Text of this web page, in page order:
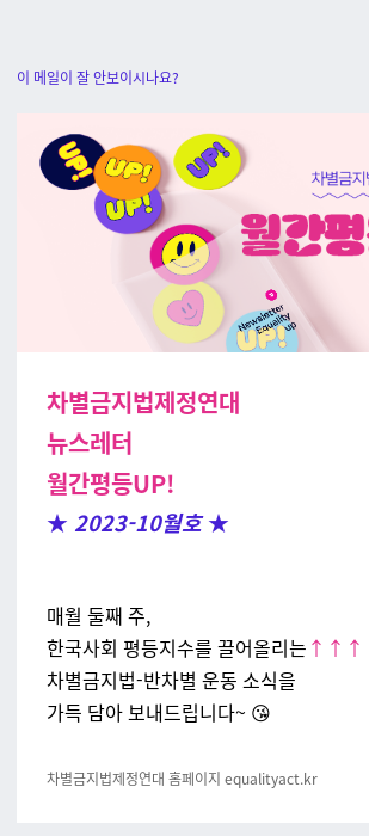
이 메일이 잘 안보이시나요?
차별금지법제정연대
뉴스레터
월간평등UP!
★ 2023-10월호★
매월 둘째 주,
한국사회 평등지수를 끌어올리는 ↑↑↑
차별금지법-반차별 운동 소식을
가득 담아 보내드립니다~ 😘
차별금지법제정연대 홈페이지 equalityact.kr